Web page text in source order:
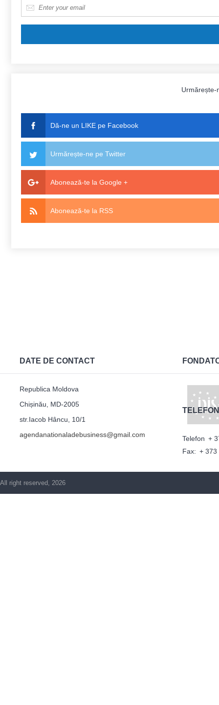
Dă-ne un LIKE pe Facebook
Urmărește-ne pe Twitter
Abonează-te la Google +
Abonează-te la RSS
DATE DE CONTACT
Republica Moldova
Chișinău, MD-2005
str.Iacob Hâncu, 10/1
agendanationaladebusiness@gmail.com
Telefon +
Fax: + 373
All right reserved, 2026